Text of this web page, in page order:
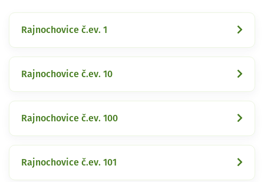
Rajnochovice č.ev. 1
Rajnochovice č.ev. 10
Rajnochovice č.ev. 100
Rajnochovice č.ev. 101